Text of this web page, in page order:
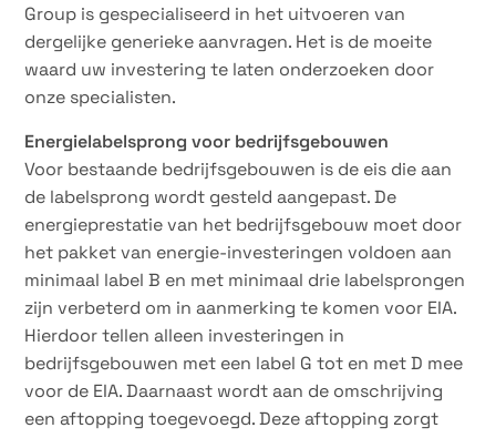
Group is gespecialiseerd in het uitvoeren van
dergelijke generieke aanvragen. Het is de moeite
waard uw investering te laten onderzoeken door
onze specialisten.
Energielabelsprong voor bedrijfsgebouwen
Voor bestaande bedrijfsgebouwen is de eis die aan
de labelsprong wordt gesteld aangepast. De
energieprestatie van het bedrijfsgebouw moet door
het pakket van energie-investeringen voldoen aan
minimaal label B en met minimaal drie labelsprongen
zijn verbeterd om in aanmerking te komen voor EIA.
Hierdoor tellen alleen investeringen in
bedrijfsgebouwen met een label G tot en met D mee
voor de EIA. Daarnaast wordt aan de omschrijving
een aftopping toegevoegd. Deze aftopping zorgt